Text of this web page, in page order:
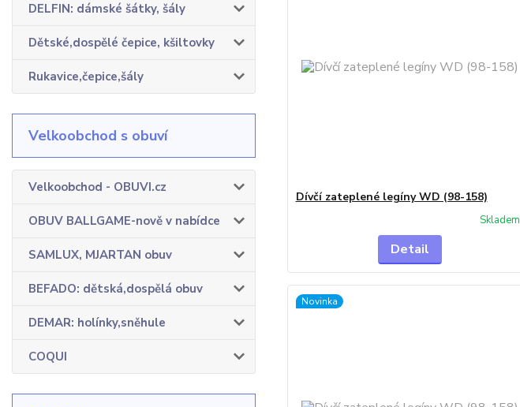
DELFIN: dámské šátky, šály
Dětské,dospělé čepice, kšiltovky
Rukavice,čepice,šály
Velkoobchod s obuví
Velkoobchod - OBUVI.cz
OBUV BALLGAME-nově v nabídce
SAMLUX, MJARTAN obuv
BEFADO: dětská,dospělá obuv
DEMAR: holínky,sněhule
COQUI
Dívčí zateplené legíny WD (98-158)
Skladem
Detail
Novinka